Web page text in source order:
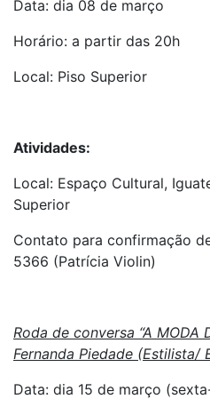
Data: dia 08 de março
Horário: a partir das 20h
Local: Piso Superior
Atividades:
Local: Espaço Cultural,
Superior
Contato para confirmação
5366 (Patrícia Violin)
Roda de conversa “A MODA
Fernanda Piedade (Estilista/
Data: dia 15 de março